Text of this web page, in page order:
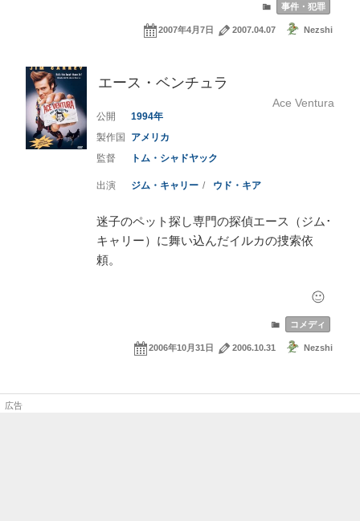
事件・犯罪
2007年4月7日 2007.04.07 Nezshi
エース・ベンチュラ
Ace Ventura
1994
アメリカ
トム・シャドヤック
ジム・キャリー ウド・キア
迷子のペット探し専門の探偵エース（ジム･
キャリー）に舞い込んだイルカの捜索依
頼。
コメディ
2006年10月31日 2006.10.31 Nezshi